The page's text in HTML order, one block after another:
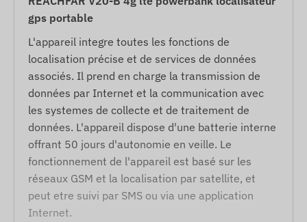
gps portable
L'appareil integre toutes les fonctions de
localisation précise et de services de données
associés. Il prend en charge la transmission de
données par Internet et la communication avec
les systemes de collecte et de traitement de
données. L'appareil dispose d'une batterie interne
offrant 50 jours d'autonomie en veille. Le
fonctionnement de l'appareil est basé sur les
réseaux GSM et la localisation par satellite, et
peut etre suivi par SMS ou via une application
Internet.